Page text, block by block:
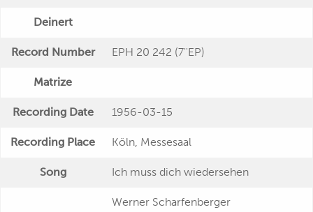
Deinert
Record Number EPH 20 242 (7''EP)
Matrize
Recording Date 1956-03-15
Recording Place Köln, Messesaal
Song Ich muss dich wiedersehen
Werner Scharfenberger